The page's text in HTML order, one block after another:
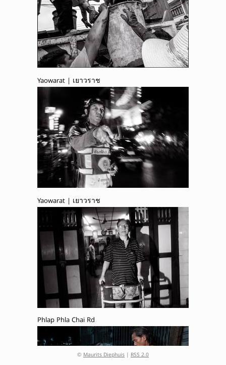
Yaowarat | เยาวราช
Yaowarat | เยาวราช
Phlap Phla Chai Rd
© Maurits Diephuis | RSS 2.0